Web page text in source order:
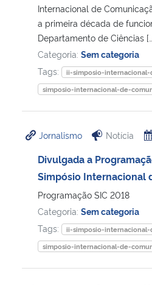
Internacional de
a primeira década de
Departamento de Ciências
Categoria: Sem categoria
Tags:
ii-simposio-
simposio-internacional-de-
Jornalismo Notícia
Divulgada a
Simpósio Internacional
Programação SIC 2018
Categoria: Sem categoria
Tags:
ii-simposio-
simposio-internacional-de-